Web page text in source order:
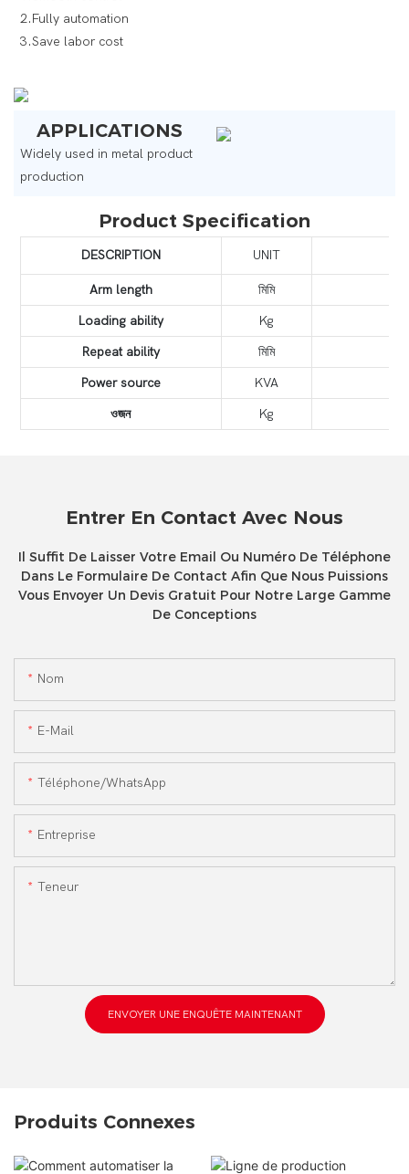
2.Fully automation
3.Save labor cost ‌
APPLICATIONS
Widely used in metal product
production
Product Specification
DESCRIPTION UNIT
Arm length
মিমি
Loading ability
Kg
Repeat ability
মিমি
Power source
KVA
ওজন
Kg
Entrer En Contact Avec Nous
Il Suffit De Laisser Votre Email Ou Numéro De Téléphone
Dans Le Formulaire De Contact Afin Que Nous Puissions
Vous Envoyer Un Devis Gratuit Pour Notre Large Gamme
De Conceptions
Nom
E-Mail
Téléphone/WhatsApp
Entreprise
Teneur
ENVOYER UNE ENQUÊTE MAINTENANT
Produits Connexes